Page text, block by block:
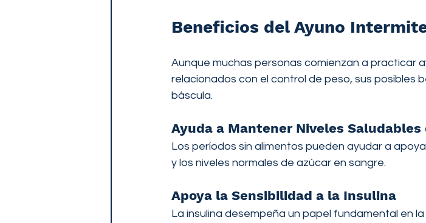
Beneficios del Ayuno
Aunque muchas personas comienzan a practicar
relacionados con el control de peso, sus posibles
báscula.
Ayuda a Mantener Niveles Saludables
Los períodos sin alimentos pueden ayudar a
y los niveles normales de azúcar en sangre.
Apoya la Sensibilidad a la Insulina
La insulina desempeña un papel fundamental en